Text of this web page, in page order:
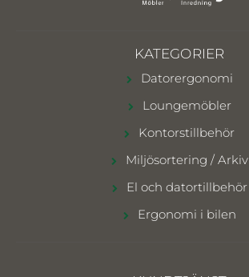
KATEGORIER
Datorergonomi
Loungemöbler
Kontorstillbehör
Miljösortering / Arkiv
El och datortillbehör
Ergonomi i bilen